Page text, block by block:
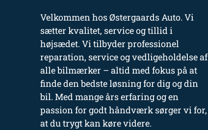
Velkommen hos Østergaards Auto. Vi
sætter kvalitet, service og tillid i
højsædet. Vi tilbyder professionel
reparation, service og vedligeholdelse af
alle bilmærker – altid med fokus på at
finde den bedste løsning for dig og din
bil. Med mange års erfaring og en
passion for godt håndværk sørger vi for,
at du trygt kan køre videre.